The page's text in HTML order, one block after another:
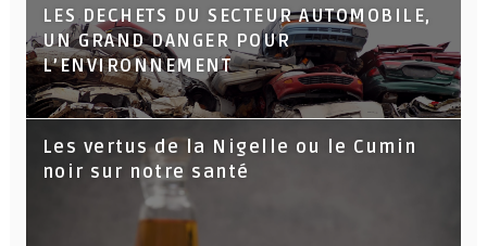
LES DECHETS DU SECTEUR AUTOMOBILE,
UN GRAND DANGER POUR
L’ENVIRONNEMENT
Les vertus de la Nigelle ou le Cumin
noir sur notre santé